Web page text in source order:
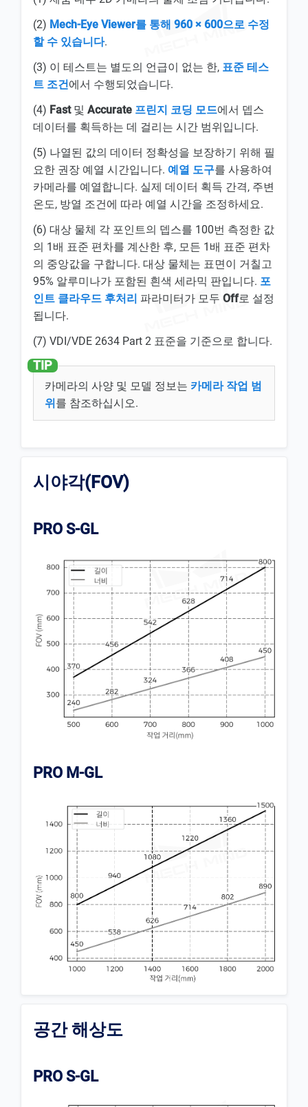
(2) Mech-Eye Viewer를 통해 960 × 600으로 수정
할 수 있습니다.
(3) 이 테스트는 별도의 언급이 없는 한, 표준 테스
트 조건에서 수행되었습니다.
(4) Fast및 Accurate 프린지 코딩 모드에서 뎁스
데이터를 획득하는 데 걸리는 시간 범위입니다.
(5) 나열된 값의 데이터 정확성을 보장하기 위해 필
요한 권장 예열 시간입니다. 예열 도구를 사용하여
카메라를 예열합니다. 실제 데이터 획득 간격, 주변
온도, 방열 조건에 따라 예열 시간을 조정하세요.
(6) 대상 물체 각 포인트의 뎁스를 100번 측정한 값
의 1배 표준 편차를 계산한 후, 모든 1배 표준 편차
의 중앙값을 구합니다. 대상 물체는 표면이 거칠고
95% 알루미나가 포함된 흰색 세라믹 판입니다. 포
인트 클라우드 후처리 파라미터가 모두 Off로 설정
됩니다.
(7) VDI/VDE 2634 Part 2 표준을 기준으로 합니다.
카메라의 사양 및 모델 정보는 카메라 작업 범
위를 참조하십시오.
시야각(FOV)
PRO S-GL
PRO M-GL
공간 해상도
PRO S-GL